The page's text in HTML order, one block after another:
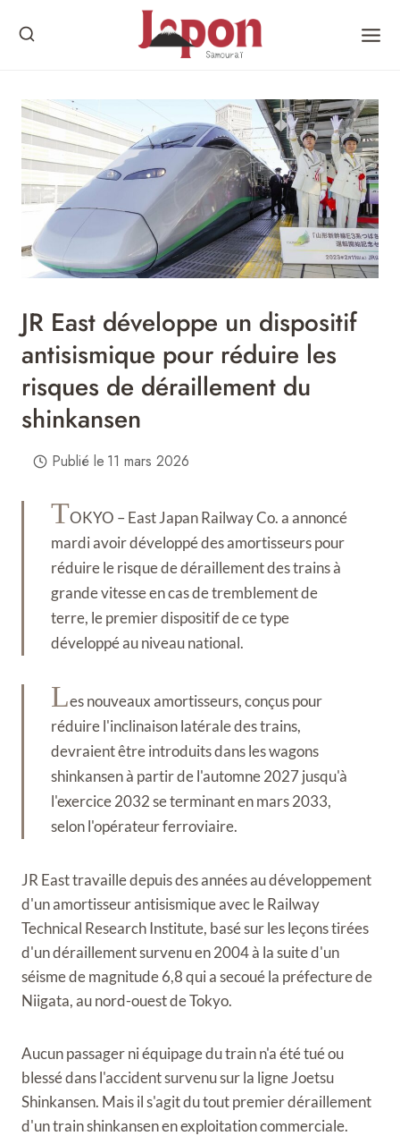
JR East développe un dispositif
antisismique pour réduire les
risques de déraillement du
shinkansen
Publié le 11 mars 2026
TOKYO – East Japan Railway Co. a annoncé
mardi avoir développé des amortisseurs pour
réduire le risque de déraillement des trains à
grande vitesse en cas de tremblement de
terre, le premier dispositif de ce type
développé au niveau national.
Les nouveaux amortisseurs, conçus pour
réduire l'inclinaison latérale des trains,
devraient être introduits dans les wagons
shinkansen à partir de l'automne 2027 jusqu'à
l'exercice 2032 se terminant en mars 2033,
selon l'opérateur ferroviaire.
JR East travaille depuis des années au développement
d'un amortisseur antisismique avec le Railway
Technical Research Institute, basé sur les leçons tirées
d'un déraillement survenu en 2004 à la suite d'un
séisme de magnitude 6,8 qui a secoué la préfecture de
Niigata, au nord-ouest de Tokyo.
Aucun passager ni équipage du train n'a été tué ou
blessé dans l'accident survenu sur la ligne Joetsu
Shinkansen. Mais il s'agit du tout premier déraillement
d'un train shinkansen en exploitation commerciale.